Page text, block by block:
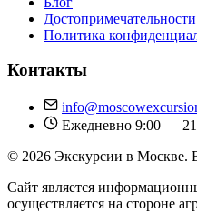
Достопримечательности
Политика
Контакты
Ежедневно 9:00 —
© 2026 Экскурсии в Москве.
Сайт является
осуществляется на стороне